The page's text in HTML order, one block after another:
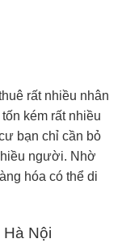
rất nhiều nhân
kém rất nhiều
bạn chỉ cần bỏ
người. Nhờ
hóa có thể di
Nội